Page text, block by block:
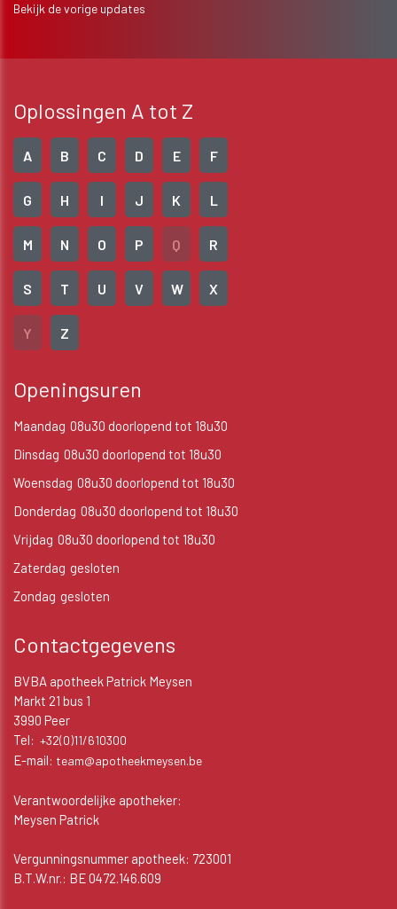
Bekijk de vorige updates
Oplossingen A tot Z
A B C D E F
G H I J K L
M N O P Q R
S T U V W X
Y Z
Openingsuren
Maandag 08u30 doorlopend tot 18u30
Dinsdag 08u30 doorlopend tot 18u30
Woensdag 08u30 doorlopend tot 18u30
Donderdag 08u30 doorlopend tot 18u30
Vrijdag 08u30 doorlopend tot 18u30
Zaterdag gesloten
Zondag gesloten
Contactgegevens
BVBA apotheek Patrick Meysen
Markt 21 bus 1
3990 Peer
Tel: +32(0)11/610300
E-mail: team@apotheekmeysen.be
Verantwoordelijke apotheker:
Meysen Patrick
Vergunningsnummer apotheek: 723001
B.T.W.nr.: BE 0472.146.609